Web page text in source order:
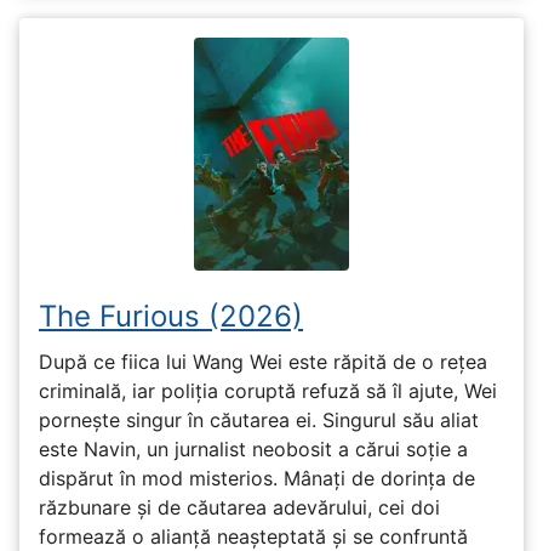
The Furious (2026)
După ce fiica lui Wang Wei este răpită de o rețea
criminală, iar poliția coruptă refuză să îl ajute, Wei
pornește singur în căutarea ei. Singurul său aliat
este Navin, un jurnalist neobosit a cărui soție a
dispărut în mod misterios. Mânați de dorința de
răzbunare și de căutarea adevărului, cei doi
formează o alianță neașteptată și se confruntă